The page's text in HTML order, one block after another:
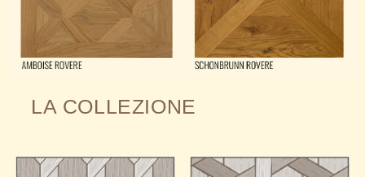
LA COLLEZIONE